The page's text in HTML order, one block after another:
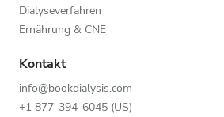
Dialyseverfahren
Ernährung & CNE
Kontakt
info@bookdialysis.com
+1 877-394-6045 (US)